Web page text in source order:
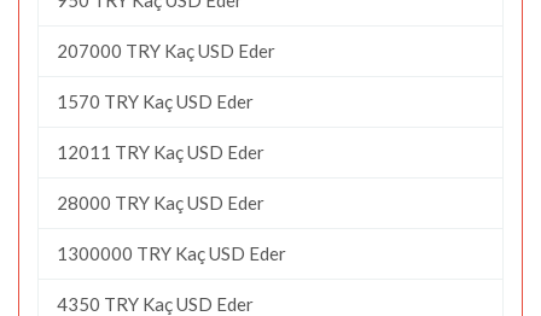
207000 TRY Kaç USD Eder
1570 TRY Kaç USD Eder
12011 TRY Kaç USD Eder
28000 TRY Kaç USD Eder
1300000 TRY Kaç USD Eder
4350 TRY Kaç USD Eder